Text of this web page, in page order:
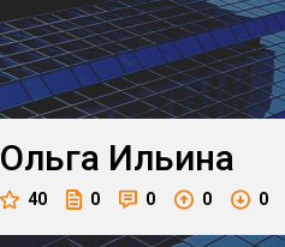
Ольга Ильина
40 0 0 0 0